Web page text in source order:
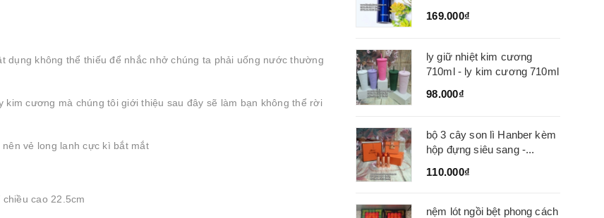
không thể thiếu để nhắc nhở chúng ta phải uống nước thường
cương mà chúng tôi giới thiệu sau đây sẽ làm bạn không thể rời
vẻ long lanh cực kì bắt mắt
cao 22.5cm
169.000₫
ly giữ nhiệt kim cương
710ml - ly kim cương 710ml
98.000₫
bộ 3 cây son lì Hanber kèm
hộp đựng siêu sang -...
110.000₫
nệm lót ngồi bệt phong cách